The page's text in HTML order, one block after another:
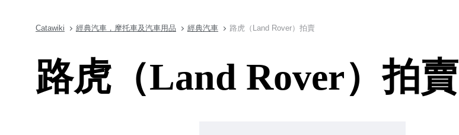
Catawiki 經典汽車，摩托車及汽車用品 經典汽車 路虎（Land Rover）拍賣
路虎（Land Rover）拍賣